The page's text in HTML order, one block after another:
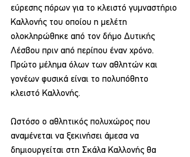
εύρεσης πόρων για το κλειστό γυμναστήριο
Καλλονής του οποίου η μελέτη
ολοκληρώθηκε από τον δήμο Δυτικής
Λέσβου πριν από περίπου έναν χρόνο.
Πρώτο μέλημα όλων των αθλητών και
γονέων φυσικά είναι το πολυπόθητο
κλειστό Καλλονής.
Ωστόσο ο αθλητικός πολυχώρος που
αναμένεται να ξεκινήσει άμεσα να
δημιουργείται στη Σκάλα Καλλονής θα